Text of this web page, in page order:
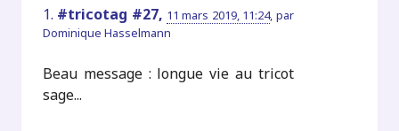
1. #tricotag #27, 11 mars 2019, 11:24, par
Dominique Hasselmann
Beau message : longue vie au tricot
sage...